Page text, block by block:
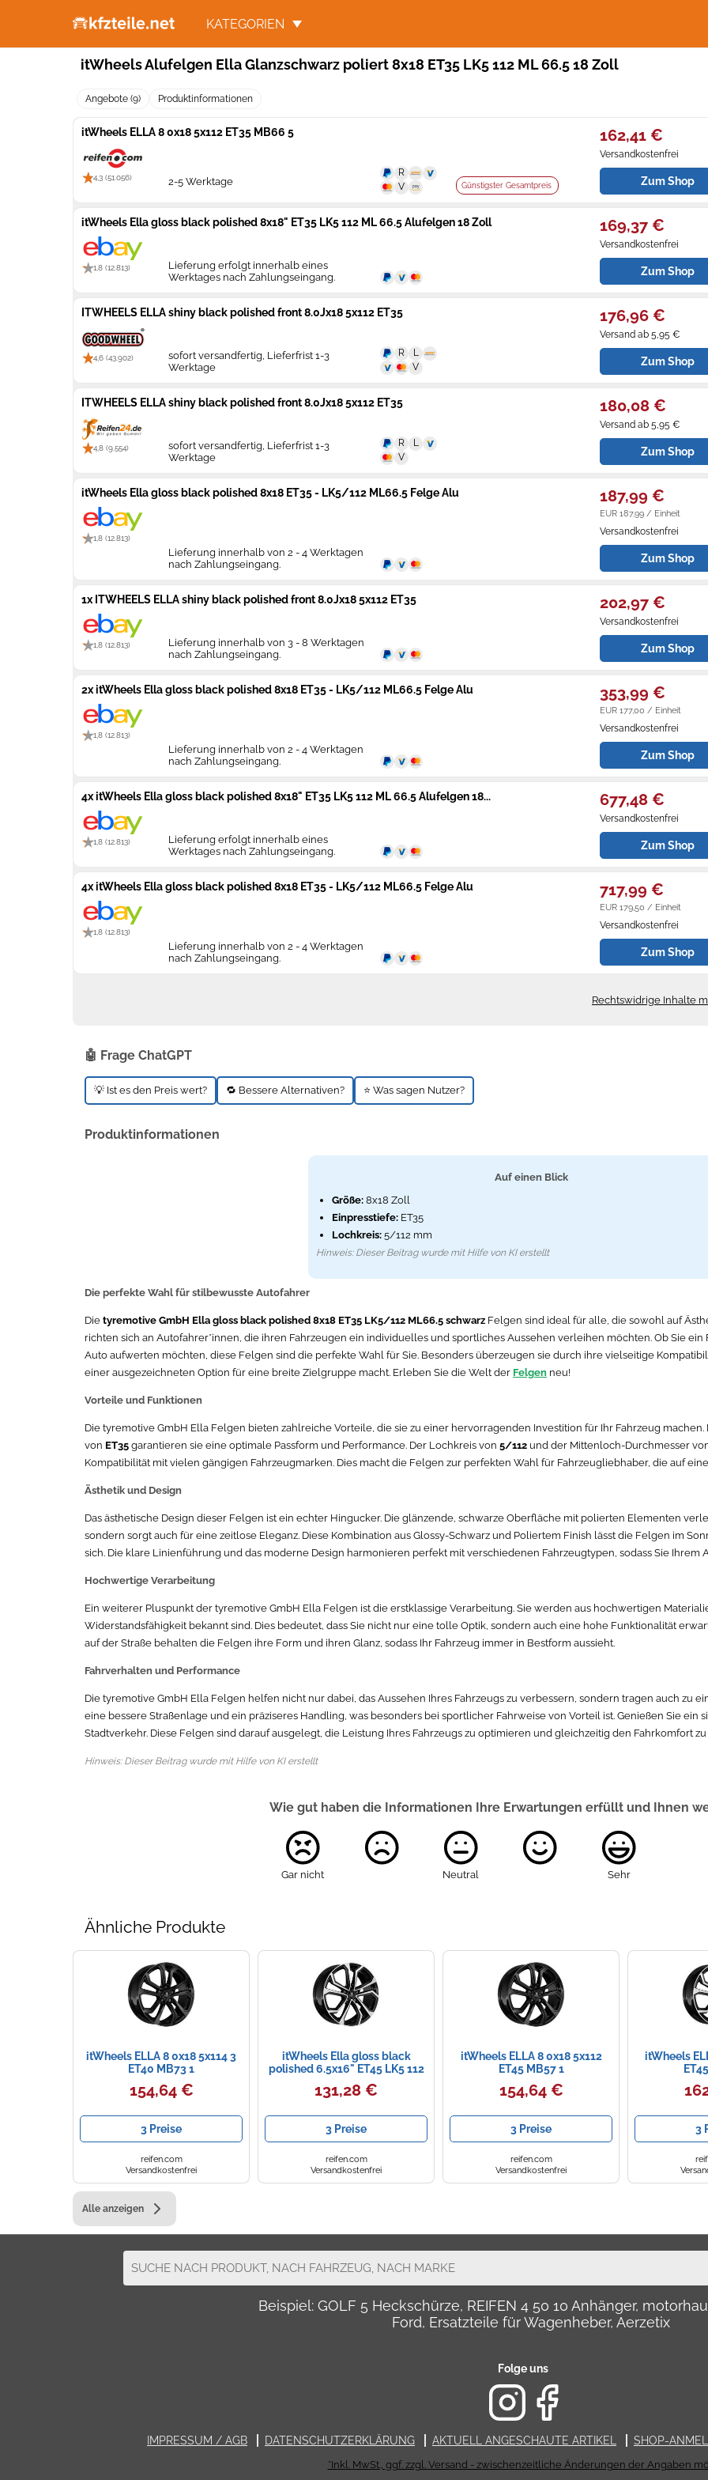
KATEGORIEN
itWheels Alufelgen Ella Glanzschwarz poliert 8x18 ET35 LK5 112 ML 66.5 18 Zoll
Angebote (9) Produktinformationen
itWheels ELLA 8 0x18 5x112 ET35 MB66 5
4,3 (51.056)
Günstigster Gesamtpreis
2-5 Werktage
162,41 €
Versandkostenfrei
Zum Shop
itWheels Ella gloss black polished 8x18" ET35 LK5 112 ML 66.5 Alufelgen 18 Zoll
1,8 (12.813)
Lieferung erfolgt innerhalb eines
Werktages nach Zahlungseingang.
169,37 €
Versandkostenfrei
Zum Shop
ITWHEELS ELLA shiny black polished front 8.0Jx18 5x112 ET35
4,6 (43.902)
sofort versandfertig, Lieferfrist 1-3
Werktage
176,96 €
Versand ab 5,95 €
Zum Shop
ITWHEELS ELLA shiny black polished front 8.0Jx18 5x112 ET35
4,8 (9.554)
sofort versandfertig, Lieferfrist 1-3
Werktage
180,08 €
Versand ab 5,95 €
Zum Shop
itWheels Ella gloss black polished 8x18 ET35 - LK5/112 ML66.5 Felge Alu
1,8 (12.813)
Lieferung innerhalb von 2 - 4 Werktagen
nach Zahlungseingang.
187,99 €
EUR 187,99 / Einheit
Versandkostenfrei
Zum Shop
1x ITWHEELS ELLA shiny black polished front 8.0Jx18 5x112 ET35
1,8 (12.813)
Lieferung innerhalb von 3 - 8 Werktagen
nach Zahlungseingang.
202,97 €
Versandkostenfrei
Zum Shop
2x itWheels Ella gloss black polished 8x18 ET35 - LK5/112 ML66.5 Felge Alu
1,8 (12.813)
Lieferung innerhalb von 2 - 4 Werktagen
nach Zahlungseingang.
353,99 €
EUR 177,00 / Einheit
Versandkostenfrei
Zum Shop
4x itWheels Ella gloss black polished 8x18" ET35 LK5 112 ML 66.5 Alufelgen 18...
1,8 (12.813)
Lieferung erfolgt innerhalb eines
Werktages nach Zahlungseingang.
677,48 €
Versandkostenfrei
Zum Shop
4x itWheels Ella gloss black polished 8x18 ET35 - LK5/112 ML66.5 Felge Alu
1,8 (12.813)
Lieferung innerhalb von 2 - 4 Werktagen
nach Zahlungseingang.
717,99 €
EUR 179,50 / Einheit
Versandkostenfrei
Zum Shop
Rechtswidrige Inhalte
🤖 Frage ChatGPT
💡 Ist es den Preis wert? 🔁 Bessere Alternativen? ⭐ Was sagen Nutzer?
Produktinformationen
Auf einen Blick
Größe:8x18 Zoll
Einpresstiefe:ET35
Lochkreis:5/112 mm
Hinweis: Dieser Beitrag wurde mit Hilfe von KI erstellt
Die perfekte Wahl für stilbewusste Autofahrer
Die tyremotive GmbH Ella gloss black polished 8x18 ET35 LK5/112 ML66.5 schwarz Felgen sind ideal für alle, die sowohl auf
richten sich an Autofahrer*innen, die ihren Fahrzeugen ein individuelles und sportliches Aussehen verleihen möchten. Ob Sie
Auto aufwerten möchten, diese Felgen sind die perfekte Wahl für Sie. Besonders überzeugen sie durch ihre vielseitige
einer ausgezeichneten Option für eine breite Zielgruppe macht. Erleben Sie die Welt der Felgen neu!
Vorteile und Funktionen
Die tyremotive GmbH Ella Felgen bieten zahlreiche Vorteile, die sie zu einer hervorragenden Investition für Ihr Fahrzeug machen.
von ET35 garantieren sie eine optimale Passform und Performance. Der Lochkreis von 5/112 und der Mittenloch-Durchmesser
Kompatibilität mit vielen gängigen Fahrzeugmarken. Dies macht die Felgen zur perfekten Wahl für Fahrzeugliebhaber, die auf
Ästhetik und Design
Das ästhetische Design dieser Felgen ist ein echter Hingucker. Die glänzende, schwarze Oberfläche mit polierten Elementen
sondern sorgt auch für eine zeitlose Eleganz. Diese Kombination aus Glossy-Schwarz und Poliertem Finish lässt die Felgen im
sich. Die klare Linienführung und das moderne Design harmonieren perfekt mit verschiedenen Fahrzeugtypen, sodass Sie Ihrem
Hochwertige Verarbeitung
Ein weiterer Pluspunkt der tyremotive GmbH Ella Felgen ist die erstklassige Verarbeitung. Sie werden aus hochwertigen
Widerstandsfähigkeit bekannt sind. Dies bedeutet, dass Sie nicht nur eine tolle Optik, sondern auch eine hohe Funktionalität
auf der Straße behalten die Felgen ihre Form und ihren Glanz, sodass Ihr Fahrzeug immer in Bestform aussieht.
Fahrverhalten und Performance
Die tyremotive GmbH Ella Felgen helfen nicht nur dabei, das Aussehen Ihres Fahrzeugs zu verbessern, sondern tragen auch zu
eine bessere Straßenlage und ein präziseres Handling, was besonders bei sportlicher Fahrweise von Vorteil ist. Genießen Sie ein
Stadtverkehr. Diese Felgen sind darauf ausgelegt, die Leistung Ihres Fahrzeugs zu optimieren und gleichzeitig den Fahrkomfort
Hinweis: Dieser Beitrag wurde mit Hilfe von KI erstellt
Wie gut haben die Informationen Ihre Erwartungen erfüllt und Ihnen
Gar nicht Neutral Sehr
Ähnliche Produkte
itWheels ELLA 8 0x18 5x114 3
ET40 MB73 1
154,64 €
3 Preise
reifen.com
Versandkostenfrei
itWheels Ella gloss black
polished 6.5x16" ET45 LK5 112
ML 57.1 Alufelgen 16 ...
131,28 €
3 Preise
reifen.com
Versandkostenfrei
itWheels ELLA 8 0x18 5x112
ET45 MB57 1
154,64 €
3 Preise
reifen.com
Versandkostenfrei
itWheels
3
Alle anzeigen
Beispiel: GOLF 5 Heckschürze, REIFEN 4 50 10 Anhänger,
Ford, Ersatzteile für Wagenheber, Aerzetix
Folge uns
IMPRESSUM / AGB DATENSCHUTZERKLÄRUNG AKTUELL ANGESCHAUTE ARTIKEL SHOP-
*Inkl. MwSt., ggf. zzgl. Versand - zwischenzeitliche Änderungen der Angaben